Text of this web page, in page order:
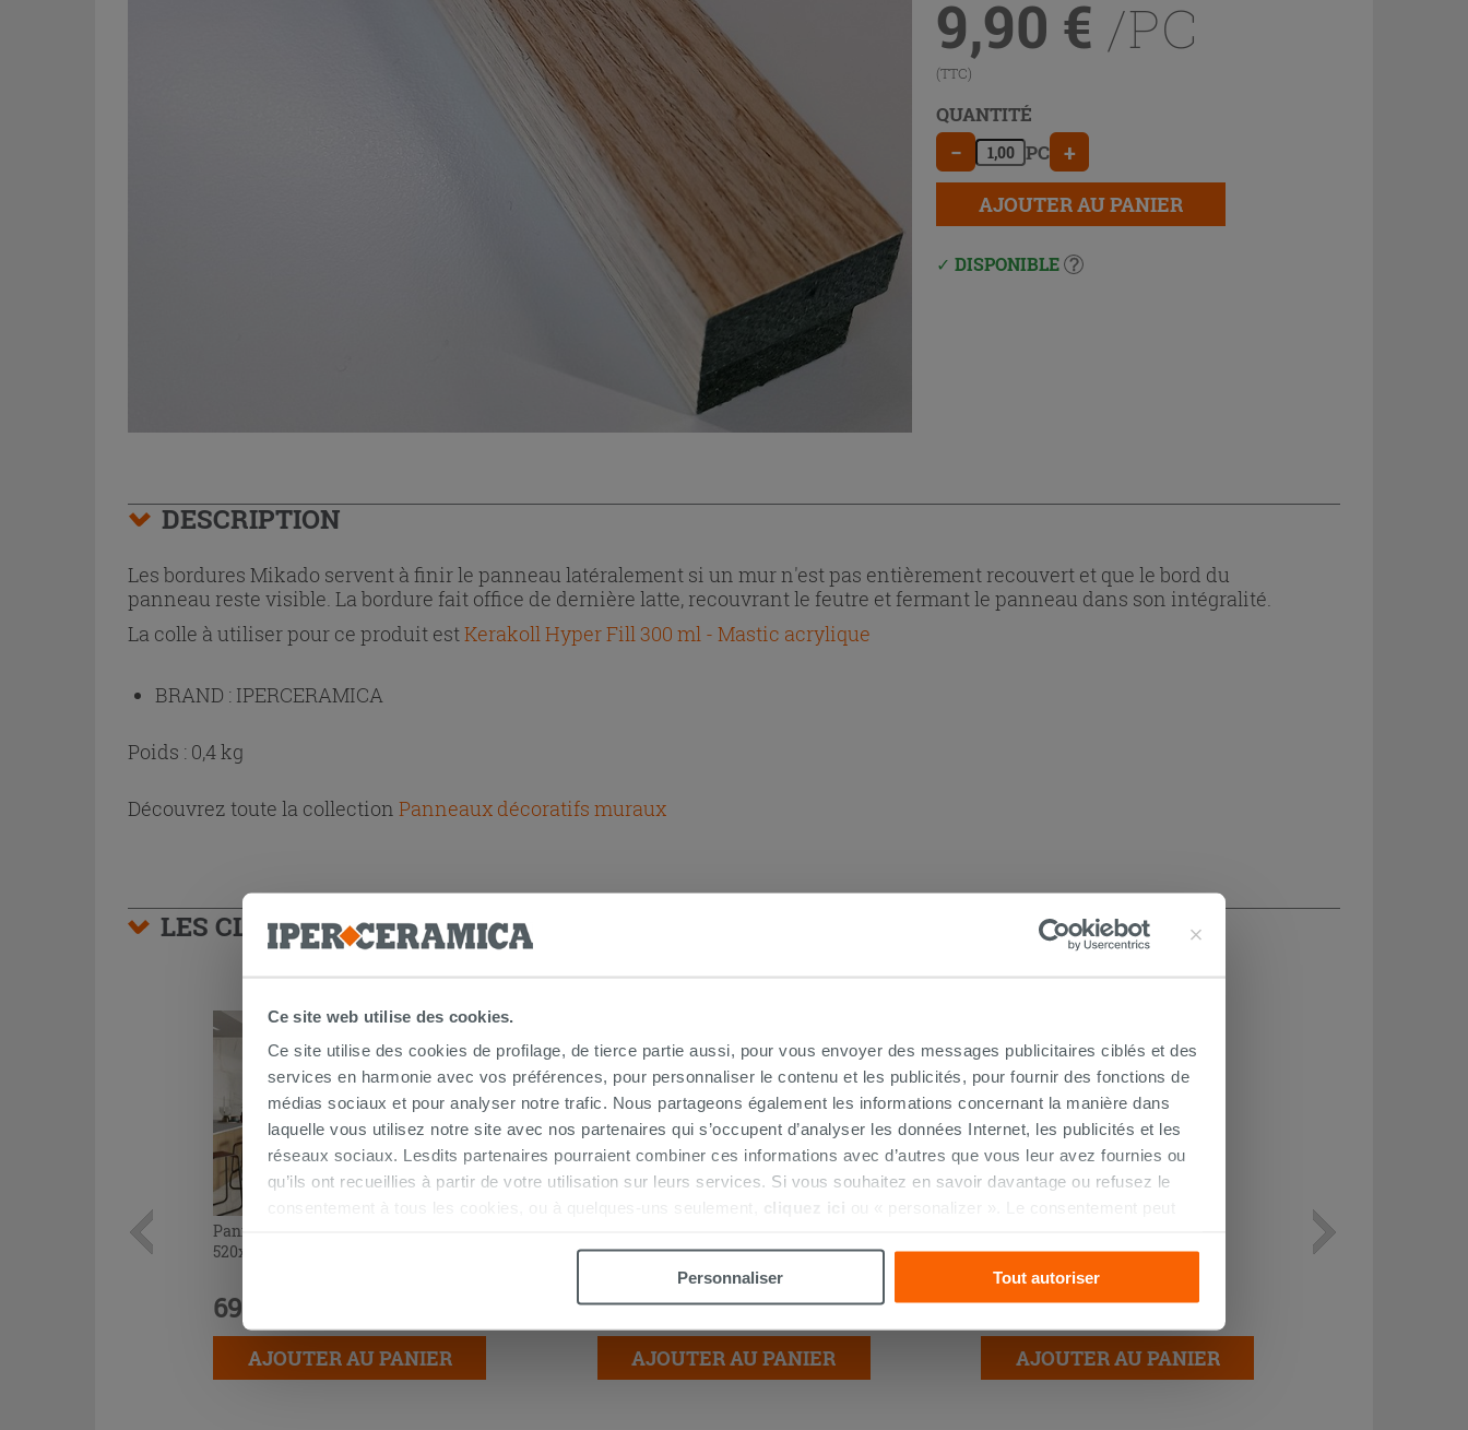
Ce site web utilise des cookies.
Ce site utilise des cookies de profilage, de tierce partie aussi, pour vous envoyer des messages publicitaires ciblés et des
services en harmonie avec vos préférences, pour personnaliser le contenu et les publicités, pour fournir des fonctions de
médias sociaux et pour analyser notre trafic. Nous partageons également les informations concernant la manière dans
laquelle vous utilisez notre site avec nos partenaires qui s’occupent d’analyser les données Internet, les publicités et les
réseaux sociaux. Lesdits partenaires pourraient combiner ces informations avec d’autres que vous leur avez fournies ou
qu’ils ont recueillies à partir de votre utilisation sur leurs services. Si vous souhaitez en savoir davantage ou refusez le
consentement à tous les cookies, ou à quelques-uns seulement,
cliquez ici ou « personalizer ». Le consentement peut
Personnaliser
Tout autoriser
9,90 € /PC
(TTC)
QUANTITÉ
− PC +
AJOUTER AU PANIER
DISPONIBLE
DESCRIPTION
Les bordures Mikado servent à finir le panneau latéralement si un mur n'est pas entièrement recouvert et que le bord du
panneau reste visible. La bordure fait office de dernière latte, recouvrant le feutre et fermant le panneau dans son intégralité.
La colle à utiliser pour ce produit estKerakoll Hyper Fill 300 ml - Mastic acrylique
BRAND : IPERCERAMICA
Poids : 0,4 kg
Découvrez toute la collection Panneaux décoratifs muraux
LES CLIENTS AYANT ACHETÉ CE PRODUIT ONT ÉGALEMENT ACHETÉ
Panneau décoratif Mikado Natural
520x1500 tasseaux de bois clair
69,90 €
AJOUTER AU PANIER
520x2400 tasseaux de bois clair
39,90 € /M269,90 € -42,91 %
AJOUTER AU PANIER
32,99 €
AJOUTER AU PANIER